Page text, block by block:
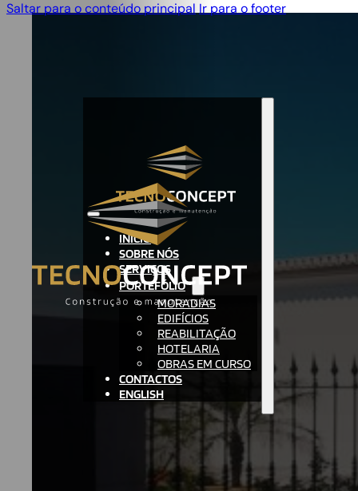
Saltar para o conteúdo principal Ir para o footer
INÍCIO
SOBRE NÓS
SERVIÇOS
PORTEFÓLIO
MORADIAS
EDIFÍCIOS
REABILITAÇÃO
HOTELARIA
OBRAS EM CURSO
CONTACTOS
ENGLISH